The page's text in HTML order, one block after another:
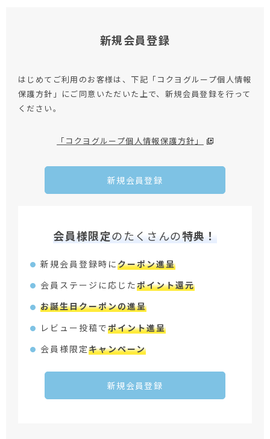
新規会員登録
はじめてご利用のお客様は、下記「コクヨグループ個人情報
保護方針」にご同意いただいた上で、新規会員登録を行って
ください。
「コクヨグループ個人情報保護方針」
新規会員登録
会員様限定のたくさんの特典！
新規会員登録時にクーポン進呈
会員ステージに応じたポイント還元
お誕生日クーポンの進呈
レビュー投稿でポイント進呈
会員様限定キャンペーン
新規会員登録